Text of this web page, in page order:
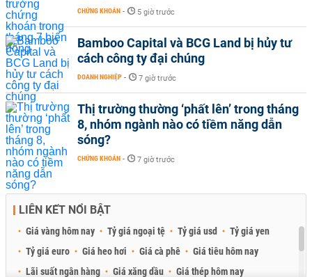
CHỨNG KHOÁN - 5 giờ trước
Bamboo Capital và BCG Land bị hủy tư
cách công ty đại chúng
DOANH NGHIỆP - 7 giờ trước
Thị trường thường ‘phất lên’ trong tháng
8, nhóm ngành nào có tiềm năng dẫn
sóng?
CHỨNG KHOÁN - 7 giờ trước
LIÊN KẾT NỔI BẬT
Giá vàng hôm nay Tỷ giá ngoại tệ Tỷ giá usd
Tỷ giá yen
Tỷ giá euro
Giá heo hơi Giá cà phê
Giá tiêu hôm nay
Lãi suất ngân hàng
Giá xăng dầu Giá thép hôm nay